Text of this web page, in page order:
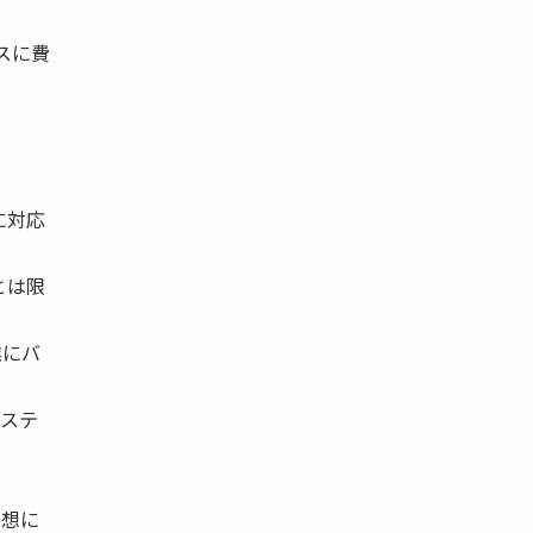
に費
対応
は限
バ
テ
に